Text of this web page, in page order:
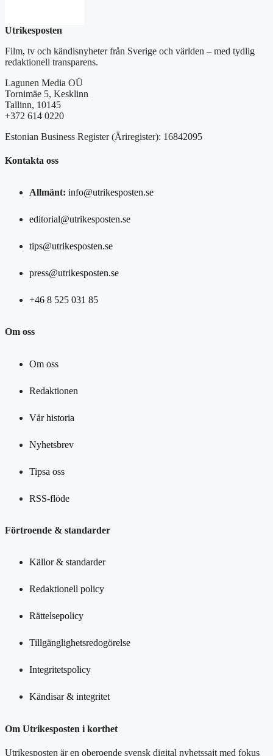
Utrikesposten
Film, tv och kändisnyheter från Sverige och världen – med tydlig
redaktionell transparens.
Lagunen Media OÜ
Tornimäe 5, Kesklinn
Tallinn, 10145
+372 614 0220
Estonian Business Register (Äriregister): 16842095
Kontakta oss
Allmänt: info@utrikesposten.se
editorial@utrikesposten.se
tips@utrikesposten.se
press@utrikesposten.se
+46 8 525 031 85
Om oss
Om oss
Redaktionen
Vår historia
Nyhetsbrev
Tipsa oss
RSS-flöde
Förtroende & standarder
Källor & standarder
Redaktionell policy
Rättelsepolicy
Tillgänglighetsredogörelse
Integritetspolicy
Kändisar & integritet
Om Utrikesposten i korthet
Utrikesposten är en oberoende svensk digital nyhetssajt med fokus